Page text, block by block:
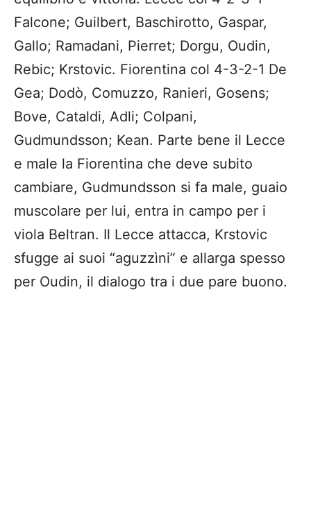
Falcone; Guilbert, Baschirotto, Gaspar,
Gallo; Ramadani, Pierret; Dorgu, Oudin,
Rebic; Krstovic. Fiorentina col 4-3-2-1 De
Gea; Dodò, Comuzzo, Ranieri, Gosens;
Bove, Cataldi, Adli; Colpani,
Gudmundsson; Kean. Parte bene il Lecce
e male la Fiorentina che deve subito
cambiare, Gudmundsson si fa male, guaio
muscolare per lui, entra in campo per i
viola Beltran. Il Lecce attacca, Krstovic
sfugge ai suoi “aguzzìni” e allarga spesso
per Oudin, il dialogo tra i due pare buono.